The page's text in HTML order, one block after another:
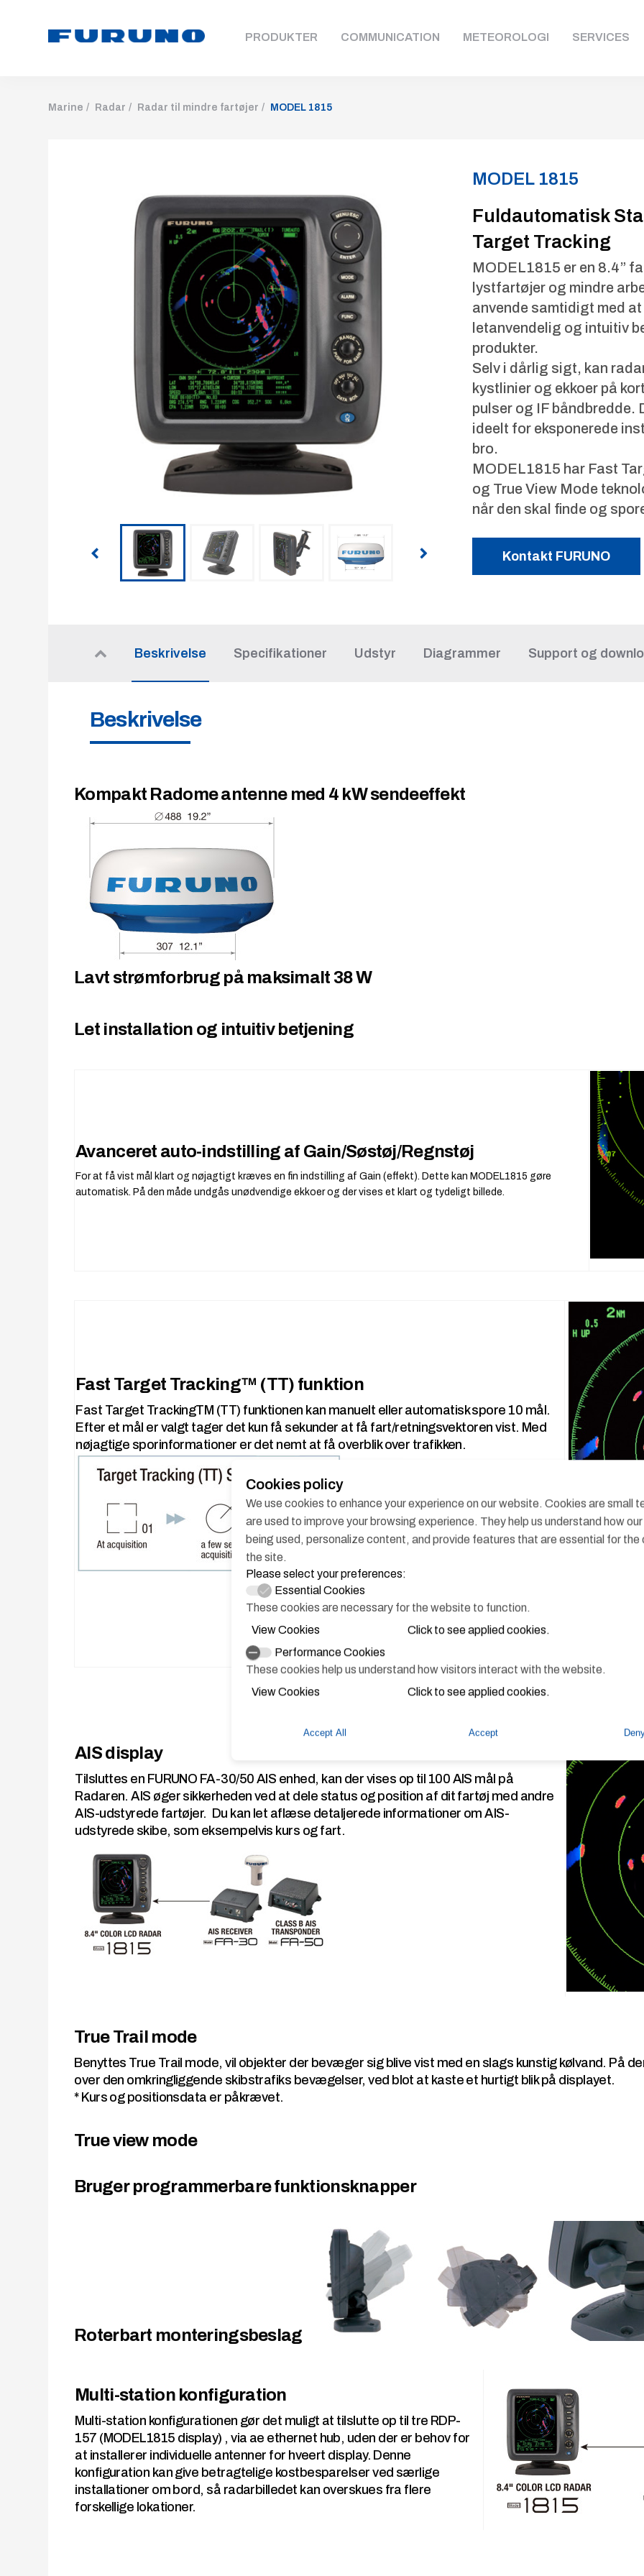
PRODUKTER COMMUNICATION METEOROLOGI SERVICES
Marine Radar Radar til mindre fartøjer MODEL 1815
MODEL 1815
Fuldautomatisk
Target Tracking
MODEL1815 er en 8.4”
lystfartøjer og mindre
anvende samtidigt med
letanvendelig og intuitiv
produkter.
Selv i dårlig sigt, kan
kystlinier og ekkoer på
pulser og IF
ideelt for eksponerede
bro.
MODEL1815 har Fast
og True View Mode
når den skal finde og
Kontakt FURUNO
Beskrivelse Specifikationer Udstyr Diagrammer Support og
Beskrivelse
Kompakt Radome antenne med 4 kW sendeeffekt
Lavt strømforbrug på maksimalt 38 W
Let installation og intuitiv betjening
Avanceret auto-indstilling af Gain/Søstøj/Regnstøj
For at få vist mål klart og nøjagtigt kræves en fin indstilling af Gain (effekt). Dette kan MODEL1815 gøre
automatisk. På den måde undgås unødvendige ekkoer og der vises et klart og tydeligt billede.
Fast Target Tracking™ (TT) funktion
Fast Target TrackingTM (TT) funktionen kan manuelt eller automatisk spore 10 mål.
Efter et mål er valgt tager det kun få sekunder at få fart/retningsvektoren vist. Med
nøjagtige sporinformationer er det nemt at få overblik over trafikken.
AIS display
Tilsluttes en FURUNO FA-30/50 AIS enhed, kan der vises op til 100 AIS mål på
Radaren. AIS øger sikkerheden ved at dele status og position af dit fartøj med andre
AIS-udstyrede fartøjer. Du kan let aflæse detaljerede informationer om AIS-
udstyrede skibe, som eksempelvis kurs og fart.
True Trail mode
Benyttes True Trail mode, vil objekter der bevæger sig blive vist med en slags kunstig kølvand. På
over den omkringliggende skibstrafiks bevægelser, ved blot at kaste et hurtigt blik på displayet.
* Kurs og positionsdata er påkrævet.
True view mode
Bruger programmerbare funktionsknapper
Roterbart monteringsbeslag
Multi-station konfiguration
Multi-station konfigurationen gør det muligt at tilslutte op til tre RDP-
157 (MODEL1815 display) , via ae ethernet hub, uden der er behov for
at installerer individuelle antenner for hveert display. Denne
konfiguration kan give betragtelige kostbesparelser ved særlige
installationer om bord, så radarbilledet kan overskues fra flere
forskellige lokationer.
Cookies policy
We use cookies to enhance your experience on our website. Cookies are small
are used to improve your browsing experience. They help us understand how
being used, personalize content, and provide features that are essential for the
the site.
Please select your preferences:
Essential Cookies
These cookies are necessary for the website to function.
View Cookies
Click to see applied cookies.
Performance Cookies
These cookies help us understand how visitors interact with the website.
View Cookies
Click to see applied cookies.
Accept All Accept